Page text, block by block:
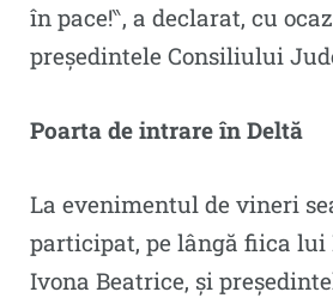
în pace!‶, a declarat, cu
președintele Consiliului
Poarta de intrare în Deltă
La evenimentul de vineri
participat, pe lângă fiica lui
Ivona Beatrice, și